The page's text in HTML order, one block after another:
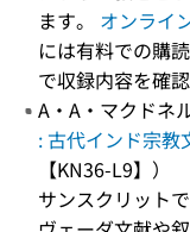
ます。 オンライ
には有料での購
で収録内容を確
A・A・マクドネ
: 古代インド宗教
【KN36-L9】）
サンスクリット